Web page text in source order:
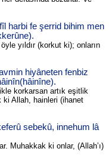
harbi fe şerrid bihim men
yıldır (korkut ki); onların
hiyâneten fenbiz
korkarsan artık eşitlik
ki Allah, hainleri (ihanet
sebekû, innehum lâ
Muhakkak ki onlar, (Allah’ı)